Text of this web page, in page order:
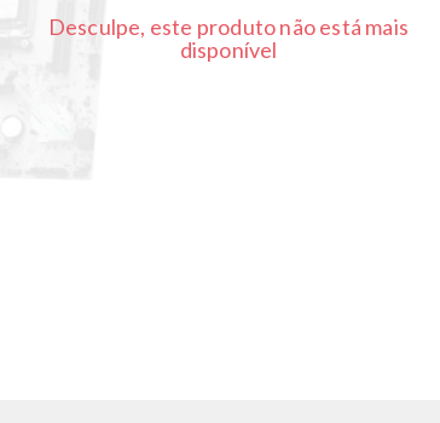
Desculpe, este produto não está mais
disponível